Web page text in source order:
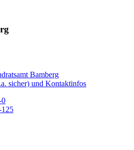
Bamberg
sicher) und Kontaktinfos
0